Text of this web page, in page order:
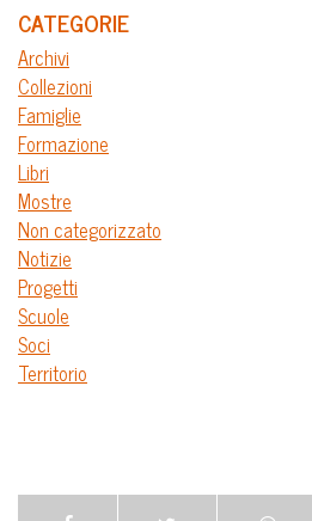
CATEGORIE
Archivi
Collezioni
Famiglie
Formazione
Libri
Mostre
Non categorizzato
Notizie
Progetti
Scuole
Soci
Territorio